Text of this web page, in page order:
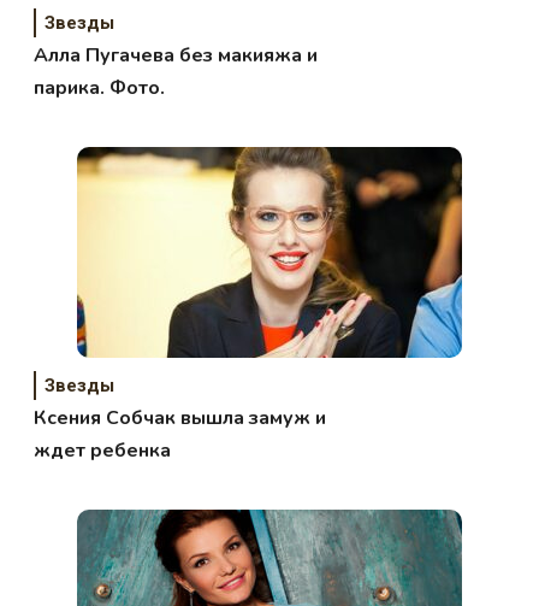
Звезды
Алла Пугачева без макияжа и
парика. Фото.
Звезды
Ксения Собчак вышла замуж и
ждет ребенка